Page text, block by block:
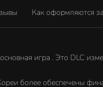
Как оформляются
игра . Это DLC
более обеспечены